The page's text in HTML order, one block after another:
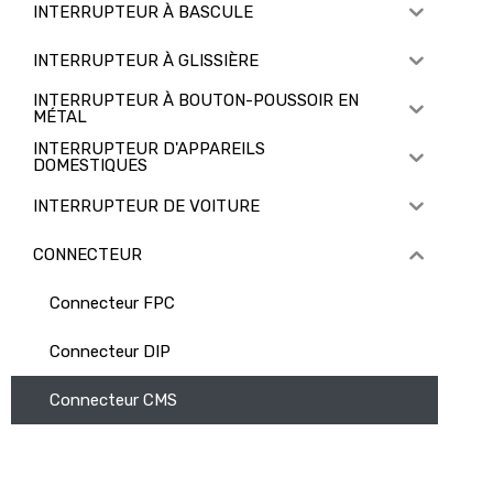
INTERRUPTEUR À BASCULE
INTERRUPTEUR À GLISSIÈRE
INTERRUPTEUR À BOUTON-POUSSOIR EN
MÉTAL
INTERRUPTEUR D'APPAREILS
DOMESTIQUES
INTERRUPTEUR DE VOITURE
CONNECTEUR
Connecteur FPC
Connecteur DIP
Connecteur CMS